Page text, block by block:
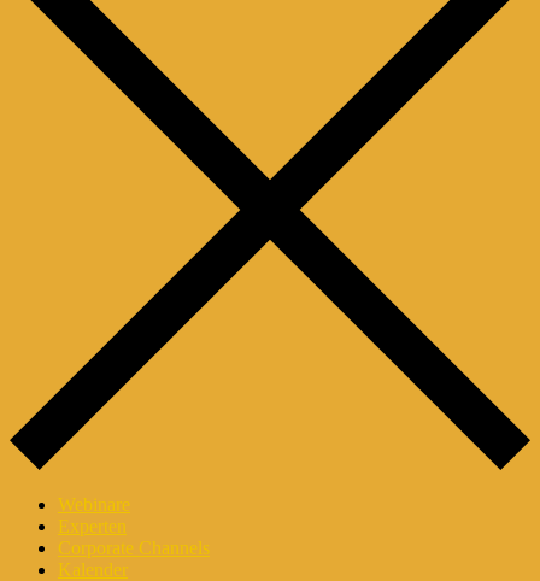
Webinare
Experten
Corporate Channels
Kalender